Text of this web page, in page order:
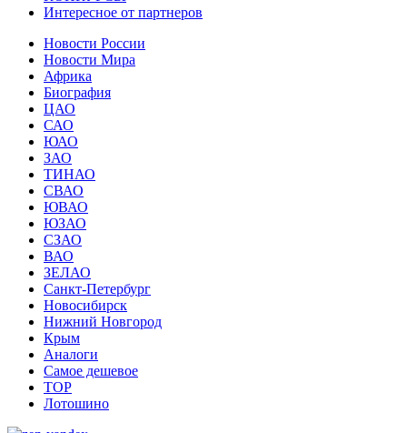
Интересное от партнеров
Новости России
Новости Мира
Африка
Биография
ЦАО
САО
ЮАО
ЗАО
ТИНАО
СВАО
ЮВАО
ЮЗАО
СЗАО
ВАО
ЗЕЛАО
Санкт-Петербург
Новосибирск
Нижний Новгород
Крым
Аналоги
Самое дешевое
TOP
Лотошино